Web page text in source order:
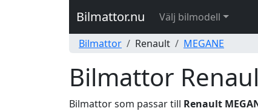
Bilmattor.nu
Välj bilmodell
Bilmattor
Renault MEGANE
Bilmattor
Bilmattor som passar till Renault